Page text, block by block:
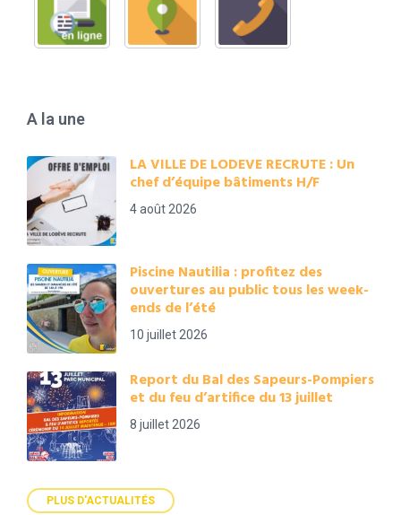
A la une
LA VILLE DE LODEVE RECRUTE : Un
chef d’équipe bâtiments H/F
4 août 2026
Piscine Nautilia : profitez des
ouvertures au public tous les week-
ends de l’été
10 juillet 2026
Report du Bal des Sapeurs-Pompiers
et du feu d’artifice du 13 juillet
8 juillet 2026
PLUS D'ACTUALITÉS